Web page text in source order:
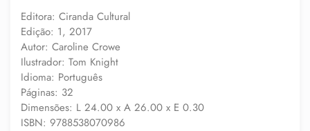
Editora: Ciranda Cultural
Edição: 1, 2017
Autor: Caroline Crowe
Ilustrador: Tom Knight
Idioma: Português
Páginas: 32
Dimensões: L 24.00 x A 26.00 x E 0.30
ISBN: 9788538070986